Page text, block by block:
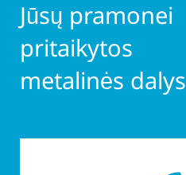
Jūsų pramonei
pritaikytos
metalinės dalys